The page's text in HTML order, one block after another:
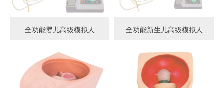
全功能婴儿高级模拟人 全功能新生儿高级模拟人